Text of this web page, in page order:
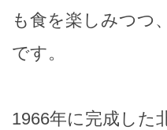
も食を楽しみつつ
です。
1966年に完成した